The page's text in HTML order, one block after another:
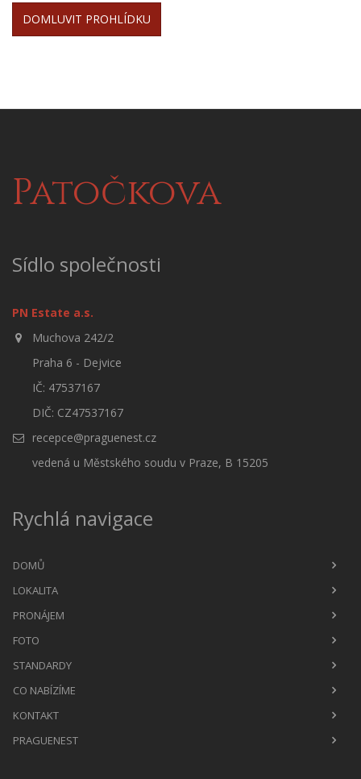
DOMLUVIT PROHLÍDKU
Patočkova
Sídlo společnosti
PN Estate a.s.
Muchova 242/2
Praha 6 - Dejvice
IČ: 47537167
DIČ: CZ47537167
recepce@praguenest.cz
vedená u Městského soudu v Praze, B 15205
Rychlá navigace
DOMŮ
LOKALITA
PRONÁJEM
FOTO
STANDARDY
CO NABÍZÍME
KONTAKT
PRAGUENEST